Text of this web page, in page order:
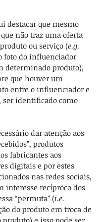
destacar que mesmo
não traz uma oferta
ou serviço (e.g.
foto do influenciador
determinado produto),
que houver um
entre o influenciador e
ser identificado como
dar atenção aos
produtos
fabricantes aos
digitais e por estes
nas redes sociais,
interesse recíproco dos
“permuta” (i.e.
do produto em troca de
e isso pode ser